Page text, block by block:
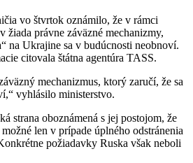
vo štvrtok oznámilo, že v rámci
žiada právne záväzné mechanizmy,
na Ukrajine sa v budúcnosti neobnoví.
citovala štátna agentúra TASS.
mechanizmus, ktorý zaručí, že sa
vyhlásilo ministerstvo.
strana oboznámená s jej postojom, že
len v prípade úplného odstránenia
požiadavky Ruska však neboli